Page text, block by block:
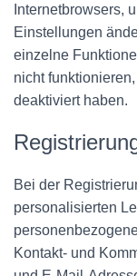
Internetbrowsers,
Einstellungen
einzelne
nicht
deaktiviert haben.
Bei der
personalisierten
Kontakt- und